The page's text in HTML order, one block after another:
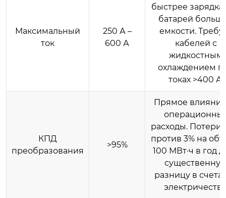
Максимальный
ток
250 А –
600 А
быстрее зарядка
батарей
емкости.
кабелей с
жидкостным
охлаждением
токах >400 А.
КПД
преобразования
>95%
Прямое
расходы. Потери
против 3% на
100 МВт·ч в год
разницу в